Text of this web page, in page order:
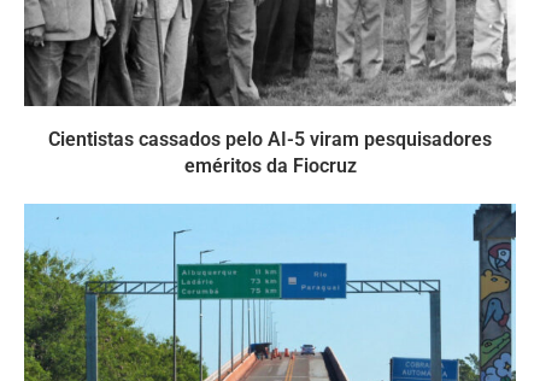
Cientistas cassados pelo AI-5 viram pesquisadores
eméritos da Fiocruz